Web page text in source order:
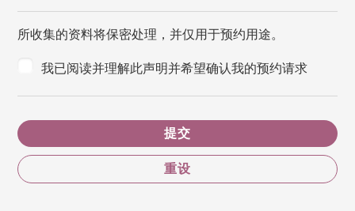
所收集的资料将保密处理，并仅用于预约用途。
我已阅读并理解此声明并希望确认我的预约请求
提交
重设